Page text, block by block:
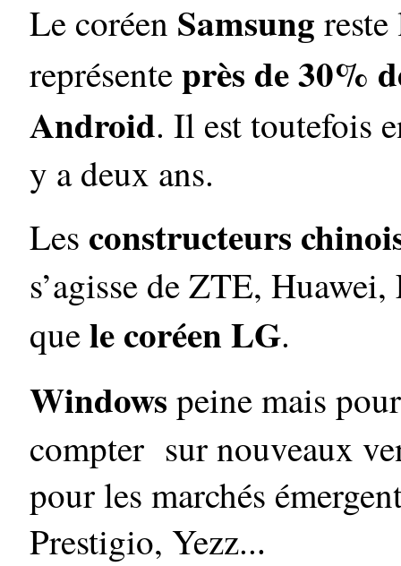
Le coréen Samsung
représenteprès de 30%
Android. Il est toutefois
y a deux ans.
Les constructeurs
s’agisse de ZTE,
quele coréen LG.
Windows peine mais
compter sur nouveaux
pour les marchés
Prestigio, Yezz...